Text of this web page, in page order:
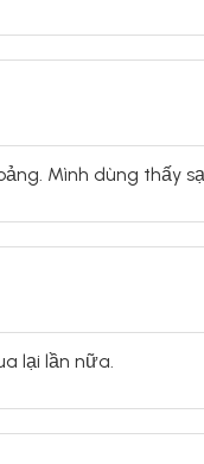
Mình dùng thấy
lại lần nữa.